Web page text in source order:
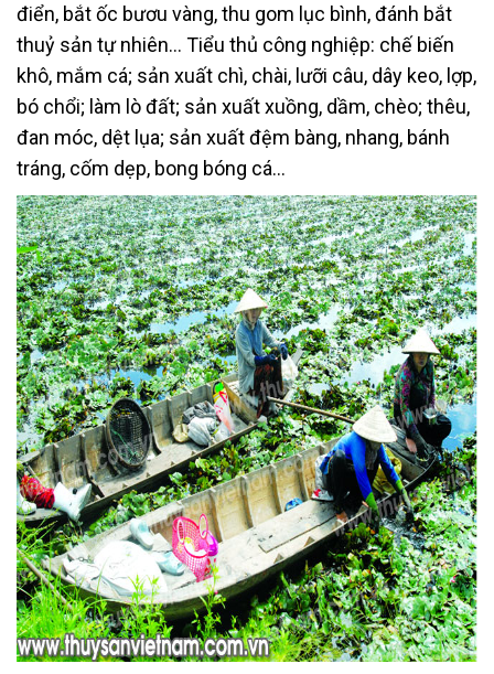
điển, bắt ốc bươu vàng, thu gom lục bình, đánh bắt
thuỷ sản tự nhiên… Tiểu thủ công nghiệp: chế biến
khô, mắm cá; sản xuất chì, chài, lưỡi câu, dây keo, lợp,
bó chổi; làm lò đất; sản xuất xuồng, dầm, chèo; thêu,
đan móc, dệt lụa; sản xuất đệm bàng, nhang, bánh
tráng, cốm dẹp, bong bóng cá…